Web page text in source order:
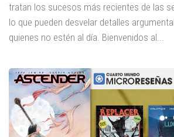
tratan los sucesos más recientes de las
lo que pueden desvelar detalles
quienes no estén al día. Bienvenidos al...